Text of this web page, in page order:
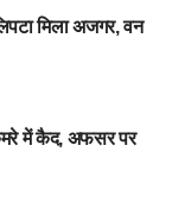
मिला अजगर, वन
कैमरे में कैद, अफसर पर